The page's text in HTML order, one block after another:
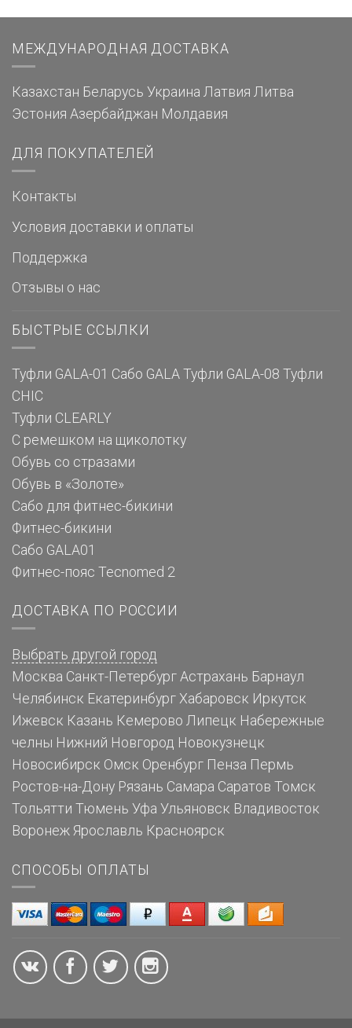
МЕЖДУНАРОДНАЯ ДОСТАВКА
Казахстан Беларусь Украина Латвия Литва
Эстония Азербайджан Молдавия
ДЛЯ ПОКУПАТЕЛЕЙ
Контакты
Условия доставки и оплаты
Поддержка
Отзывы о нас
БЫСТРЫЕ ССЫЛКИ
Туфли GALA-01 Сабо GALA Туфли GALA-08 Туфли
CHIC
Туфли CLEARLY
С ремешком на щиколотку
Обувь со стразами
Обувь в «Золоте»
Сабо для фитнес-бикини
Фитнес-бикини
Сабо GALA01
Фитнес-пояс Tecnomed 2
ДОСТАВКА ПО РОССИИ
Выбрать другой город
Москва Санкт-Петербург Астрахань Барнаул
Челябинск Екатеринбург Хабаровск Иркутск
Ижевск Казань Кемерово Липецк Набережные
челны Нижний Новгород Новокузнецк
Новосибирск Омск Оренбург Пенза Пермь
Ростов-на-Дону Рязань Самара Саратов Томск
Тольятти Тюмень Уфа Ульяновск Владивосток
Воронеж Ярославль Красноярск
СПОСОБЫ ОПЛАТЫ